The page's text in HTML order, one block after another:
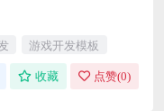
游戏开发模板
收藏 点赞(0)